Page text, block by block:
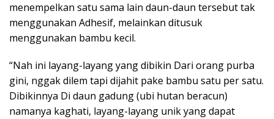
menempelkan satu sama lain daun-daun tersebut tak
menggunakan Adhesif, melainkan ditusuk
menggunakan bambu kecil.
“Nah ini layang-layang yang dibikin Dari orang purba
gini, nggak dilem tapi dijahit pake bambu satu per satu.
Dibikinnya Di daun gadung (ubi hutan beracun)
namanya kaghati, layang-layang unik yang dapat